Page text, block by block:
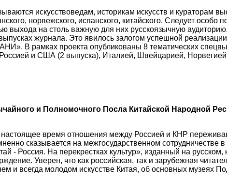
искусствоведам, историкам искусств и кураторам
норвежского, испанского, китайского. Следует особо
выхода на столь важную для них русскоязычную
журнала. Это явилось залогом успешной реализации
В рамках проекта опубликованы 8 тематических
и США (2 выпуска), Италией, Швейцарией,
и Полномочного Посла Китайской Народной
настоящее время отношения между Россией и КНР
сказывается на межгосударственном сотрудничестве
- Россия. На перекрестках культур», изданный на русском,
Уверен, что как российская, так и зарубежная
и всегда молодом искусстве Китая, об основных музеях